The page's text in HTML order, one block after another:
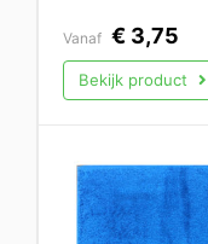
Vanaf € 3,75
Bekijk product